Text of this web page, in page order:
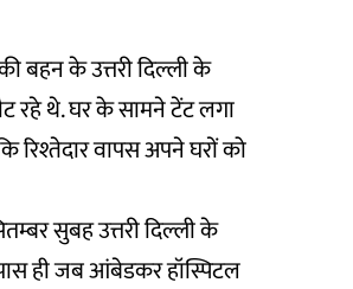
बहन के उत्तरी दिल्ली के
रहे थे. घर के सामने टेंट लगा
वापस अपने घरों को
सुबह उत्तरी दिल्ली के
ही जब आंबेडकर हॉस्पिटल